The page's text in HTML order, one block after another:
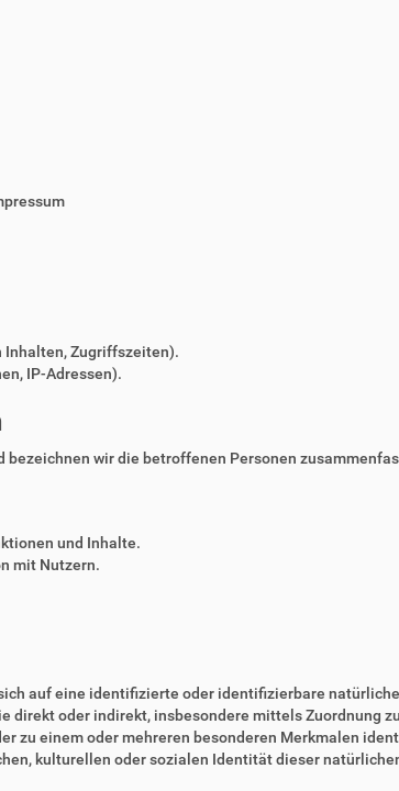
Inhalten, Zugriffszeiten).
IP-Adressen).
wir die betroffenen Personen
und Inhalte.
mit Nutzern.
auf eine identifizierte oder identifizierbare
oder indirekt, insbesondere mittels Zuordnung
zu einem oder mehreren besonderen Merkmalen
kulturellen oder sozialen Identität dieser